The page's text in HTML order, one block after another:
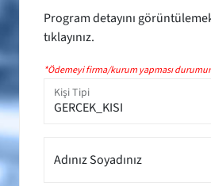
Program detayını
tıklayınız.
*Ödemeyi firma/kurum yapması
Kişi Tipi
Adınız Soyadınız